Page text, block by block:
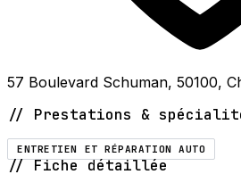
57 Boulevard Schuman, 50100,
// Prestations &
ENTRETIEN ET RÉPARATION AUTO
// Fiche détaillée